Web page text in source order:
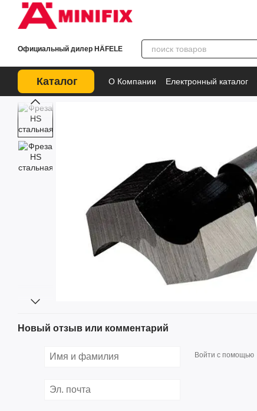
Перейти к основному контенту
Официальный дилер HÄFELE
Каталог О Компании Електронный каталог
Новый отзыв или комментарий
Войти с помощью